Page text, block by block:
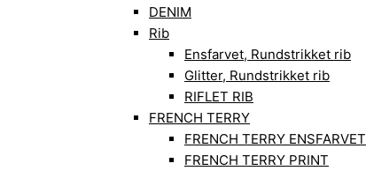
DENIM
Rib
Ensfarvet, Rundstrikket rib
Glitter, Rundstrikket rib
RIFLET RIB
FRENCH TERRY
FRENCH TERRY ENSFARVET
FRENCH TERRY PRINT